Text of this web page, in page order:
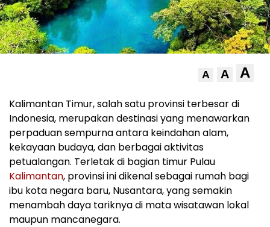
A A A
Kalimantan Timur, salah satu provinsi terbesar di
Indonesia, merupakan destinasi yang menawarkan
perpaduan sempurna antara keindahan alam,
kekayaan budaya, dan berbagai aktivitas
petualangan. Terletak di bagian timur Pulau
Kalimantan, provinsi ini dikenal sebagai rumah bagi
ibu kota negara baru, Nusantara, yang semakin
menambah daya tariknya di mata wisatawan lokal
maupun mancanegara.